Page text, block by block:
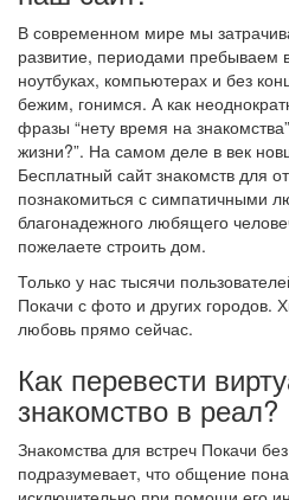
В современном мире мы
развитие, периодами пребываем
ноутбуках, компьютерах и без
бежим, гонимся. А как
фразы “нету время на
жизни?”. На самом деле в век
Бесплатный сайт знакомств для
познакомиться с симпатичными
благонадежного любящего
пожелаете строить дом.
Только у нас тысячи
Покачи с фото и других городов.
любовь прямо сейчас.
Как перевести
знакомство в реал?
Знакомства для встреч Покачи
подразумевает, что общение